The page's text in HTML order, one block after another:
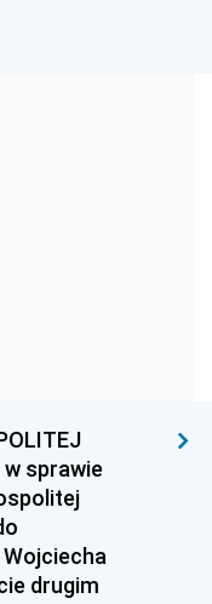
1952
1949
1937
w sprawie
drugim